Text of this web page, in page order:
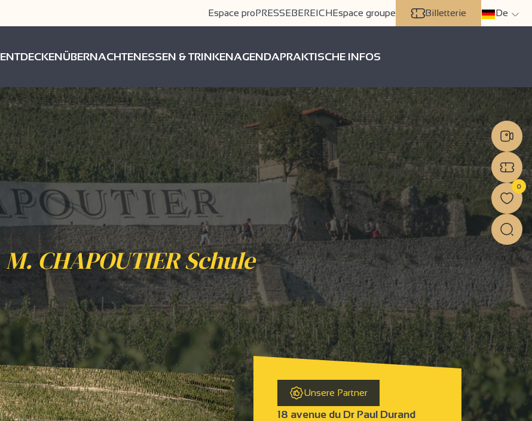
Espace proPRESSEBEREICHEspace groupe Billetterie De
ENTDECKENÜBERNACHTENESSEN & TRINKENAGENDAPRAKTISCHE INFOS
M. CHAPOUTIER Schule
Unsere Partner
18 avenue du Dr Paul Durand
0